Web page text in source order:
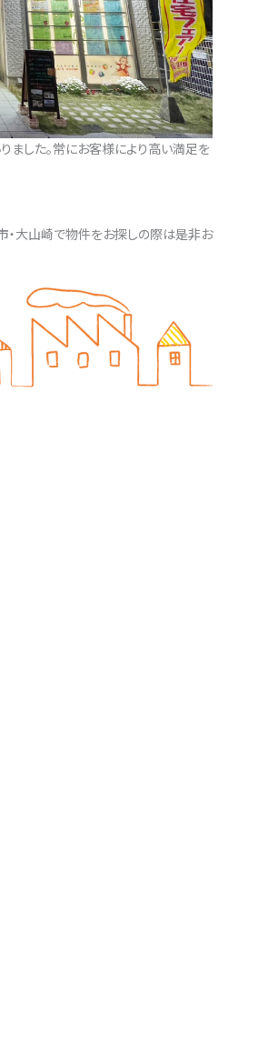
ました。常にお客様により高い満足を
・大山崎で物件をお探しの際は是非お